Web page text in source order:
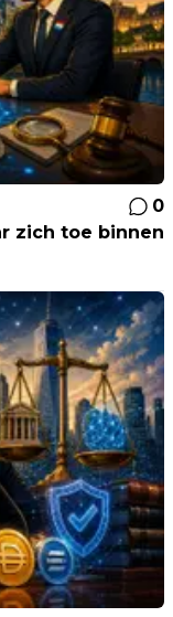
0
zich toe binnen